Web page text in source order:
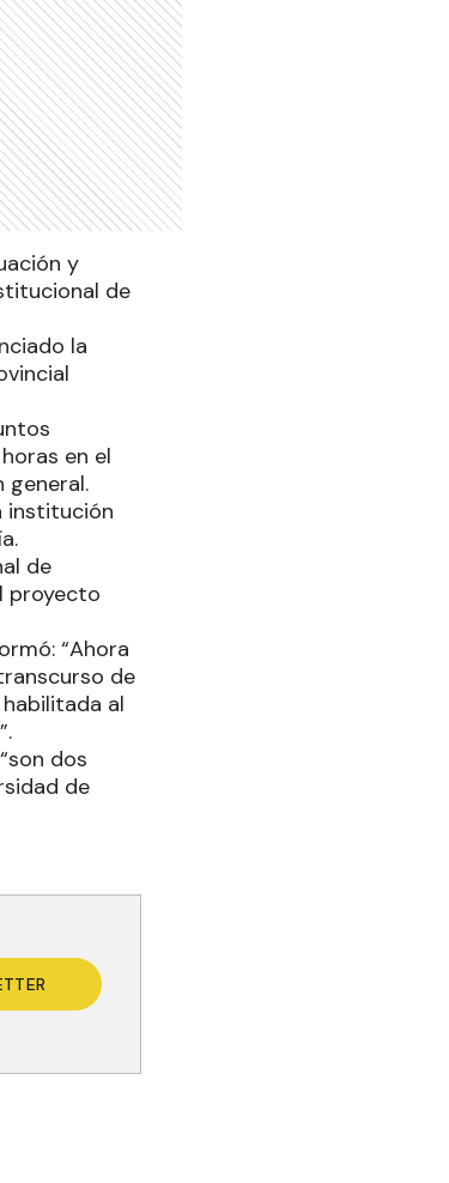
y
de
la
en el
institución
de
proyecto
“Ahora
de
al
dos
de